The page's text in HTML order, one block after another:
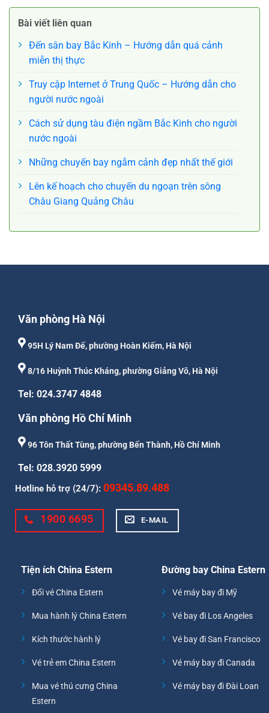
sửBài viết liên quan
Đến sân bay Bắc Kinh – Hướng dẫn quá cảnh
miễn thị thực
Truy cập Internet ở Trung Quốc – Hướng dẫn cho
người nước ngoài
Cách sử dụng tàu điện ngầm Bắc Kinh cho người
nước ngoài
Những chuyến bay ngắm cảnh đẹp nhất thế giới
Lên kế hoạch cho chuyến du ngoạn trên sông
Châu Giang Quảng Châu
Văn phòng Hà Nội
95H Lý Nam Đế, phường Hoàn Kiếm, Hà Nội
8/16 Huỳnh Thúc Kháng, phường Giảng Võ, Hà Nội
Tel: 024.3747 4848
Văn phòng Hồ Chí Minh
96 Tôn Thất Tùng, phường Bến Thành, Hồ Chí Minh
Tel: 028.3920 5999
Hotline hỗ trợ (24/7): 09345.89.488
1900 6695 E-MAIL
Tiện ích China Estern
Đổi vé China Estern
Mua hành lý China Estern
Kích thước hành lý
Vé trẻ em China Estern
Mua vé thú cưng China
Estern
Đường bay China Estern
Vé máy bay đi Mỹ
Vé bay đi Los Angeles
Vé bay đi San Francisco
Vé máy bay đi Canada
Vé máy bay đi Đài Loan